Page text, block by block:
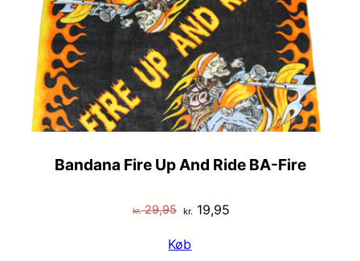
Bandana Fire Up And Ride BA-Fire
kr.29,95 Den
pris
kr. 19,95
Køb